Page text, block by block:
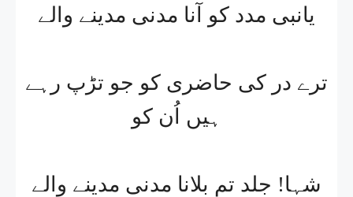
یانبی مدد کو آنا مدنی مدینے والے
ترے در کی حاضری کو جو تڑپ رہے
ہیں اُن کو
شہا! جلد تم بلانا مدنی مدینے والے